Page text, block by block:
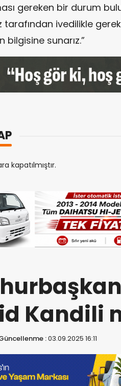
gereken bir durum
tarafından ivedilikle
bilgisine sunarız.”
kapatılmıştır.
Kandili
:03.09.2025 16:11